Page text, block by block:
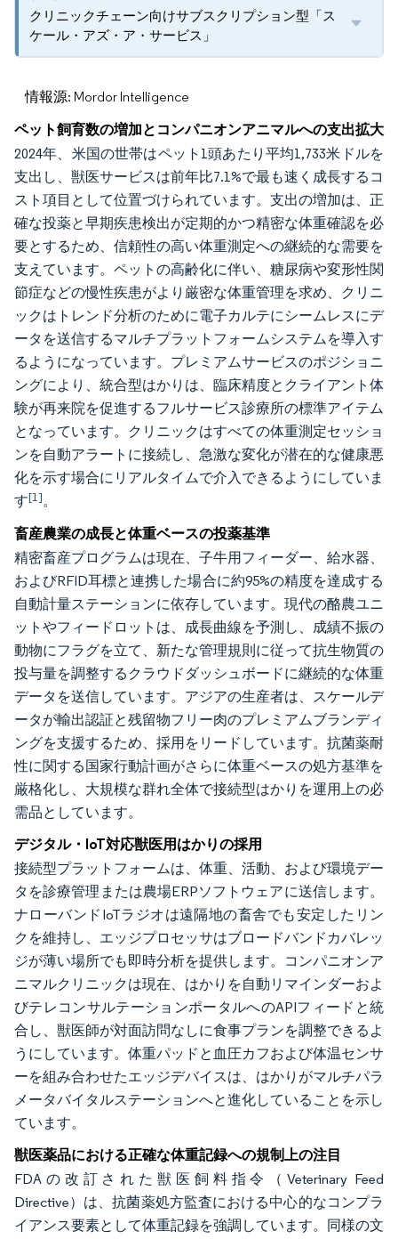
クリニックチェーン向けサブスクリプション型「ス
ケール・アズ・ア・サービス」
情報源: Mordor Intelligence
ペット飼育数の増加とコンパニオンアニマルへの支出拡大
2024年、米国の世帯はペット1頭あたり平均1,733米ドルを
支出し、獣医サービスは前年比7.1%で最も速く成長するコ
スト項目として位置づけられています。支出の増加は、正
確な投薬と早期疾患検出が定期的かつ精密な体重確認を必
要とするため、信頼性の高い体重測定への継続的な需要を
支えています。ペットの高齢化に伴い、糖尿病や変形性関
節症などの慢性疾患がより厳密な体重管理を求め、クリニ
ックはトレンド分析のために電子カルテにシームレスにデ
ータを送信するマルチプラットフォームシステムを導入す
るようになっています。プレミアムサービスのポジショニ
ングにより、統合型はかりは、臨床精度とクライアント体
験が再来院を促進するフルサービス診療所の標準アイテム
となっています。クリニックはすべての体重測定セッショ
ンを自動アラートに接続し、急激な変化が潜在的な健康悪
化を示す場合にリアルタイムで介入できるようにしていま
す[1]。
畜産農業の成長と体重ベースの投薬基準
精密畜産プログラムは現在、子牛用フィーダー、給水器、
およびRFID耳標と連携した場合に約95%の精度を達成する
自動計量ステーションに依存しています。現代の酪農ユニ
ットやフィードロットは、成長曲線を予測し、成績不振の
動物にフラグを立て、新たな管理規則に従って抗生物質の
投与量を調整するクラウドダッシュボードに継続的な体重
データを送信しています。アジアの生産者は、スケールデ
ータが輸出認証と残留物フリー肉のプレミアムブランディ
ングを支援するため、採用をリードしています。抗菌薬耐
性に関する国家行動計画がさらに体重ベースの処方基準を
厳格化し、大規模な群れ全体で接続型はかりを運用上の必
需品としています。
デジタル・IoT対応獣医用はかりの採用
接続型プラットフォームは、体重、活動、および環境デー
タを診療管理または農場ERPソフトウェアに送信します。
ナローバンドIoTラジオは遠隔地の畜舎でも安定したリン
クを維持し、エッジプロセッサはブロードバンドカバレッ
ジが薄い場所でも即時分析を提供します。コンパニオンア
ニマルクリニックは現在、はかりを自動リマインダーおよ
びテレコンサルテーションポータルへのAPIフィードと統
合し、獣医師が対面訪問なしに食事プランを調整できるよ
うにしています。体重パッドと血圧カフおよび体温センサ
ーを組み合わせたエッジデバイスは、はかりがマルチパラ
メータバイタルステーションへと進化していることを示し
ています。
獣医薬品における正確な体重記録への規制上の注目
FDAの改訂された獣医飼料指令（Veterinary Feed
Directive）は、抗菌薬処方監査における中心的なコンプラ
イアンス要素として体重記録を強調しています。同様の文